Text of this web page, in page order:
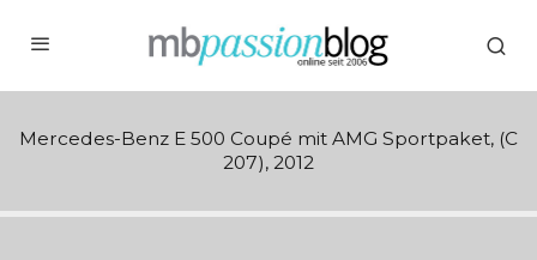
Mercedes-Benz E 500 Coupé mit AMG Sportpaket, (C
207), 2012